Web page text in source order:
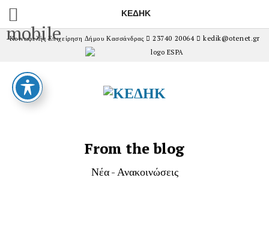
mobile
ΚΕΔΗΚ
Κοινωφελής Επιχείρηση Δήμου Κασσάνδρας 23740 20064 kedik@otenet.gr
From the blog
Νέα - Ανακοινώσεις